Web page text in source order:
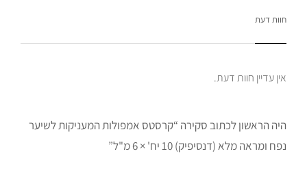
חוות דעת
אין עדיין חוות דעת.
היה הראשון לכתוב סקירה “קרסטס אמפולות המעניקות לשיער
נפח ומראה מלא (דנסיפיק) 10 יח' × 6 מ"ל”